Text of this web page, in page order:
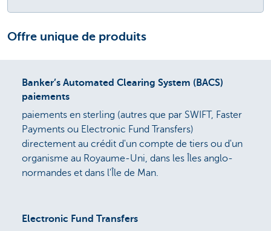
Offre unique de produits
Banker’s Automated Clearing System (BACS)
paiements
paiements en sterling (autres que par SWIFT, Faster
Payments ou Electronic Fund Transfers)
directement au crédit d'un compte de tiers ou d'un
organisme au Royaume-Uni, dans les Îles anglo-
normandes et dans l'Île de Man.
Electronic Fund Transfers